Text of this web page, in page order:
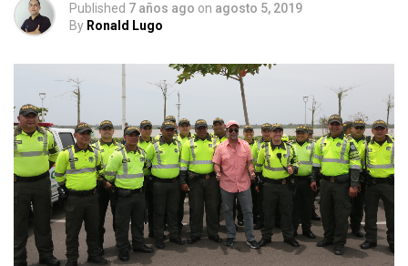
Published 7 años ago on agosto 5, 2019
By Ronald Lugo